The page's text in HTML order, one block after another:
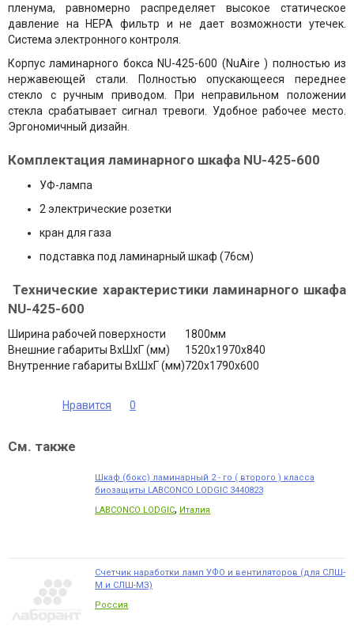
пленума, равномерно распределяет высокое статическое
давление на HEPA фильтр и не дает возможности утечек.
Система электронного контроля.
Корпус ламинарного бокса NU-425-600 (NuAire ) полностью из
нержавеющей стали. Полностью опускающееся переднее
стекло с ручным приводом. При неправильном положении
стекла срабатывает сигнал тревоги. Удобное рабочее место.
Эргономичный дизайн.
Комплектация ламинарного шкафа NU-425-600
УФ-лампа
2 электрические розетки
кран для газа
подставка под ламинарный шкаф (76см)
Технические характеристики ламинарного шкафа
NU-425-600
Ширина рабочей поверхности
1800мм
Внешние габариты ВхШхГ (мм)
1520х1970х840
Внутренние габариты ВхШхГ (мм)720х1790х600
Нравится 0
См. также
Шкаф (бокс) ламинарный 2 - го ( второго ) класса
биозащиты LABCONCO LODGIC 3440823
LABCONCO LODGIC, Италия
Счетчик наработки ламп УФО и вентиляторов (для СЛШ-
М и СЛШ-МЗ)
Россия